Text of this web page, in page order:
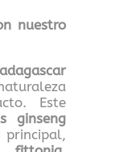
nuestro
Este
ginseng